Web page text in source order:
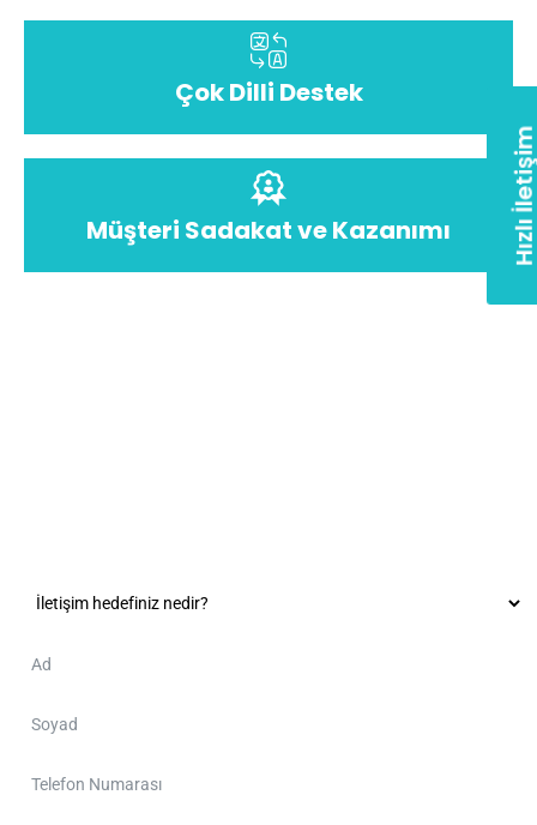
Hızlı
Çok Dilli Destek
Müşteri Sadakat ve Kazanımı